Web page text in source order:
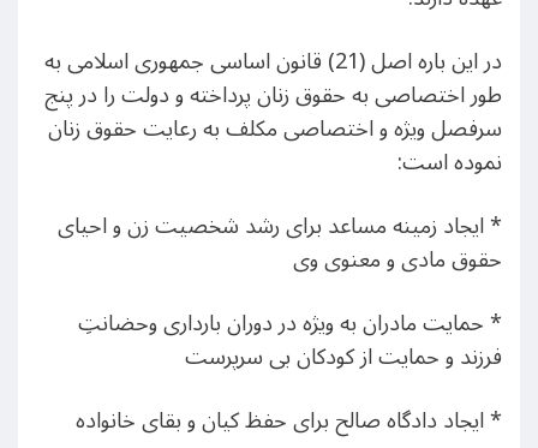
در این باره اصل (21) قانون اساسی جمهوری اسلامی به
طور اختصاصی به حقوق زنان پرداخته و دولت را در پنج
سرفصل ویژه و اختصاصی مکلف به رعایت حقوق زنان
نموده است:
* ایجاد زمینه مساعد برای رشد شخصیت زن و احیای
حقوق مادی و معنوی وی
* حمایت مادران به ویژه در دوران بارداری وحضانتِ
فرزند و حمایت از کودکان بی سرپرست
* ایجاد دادگاه صالح برای حفظ کیان و بقای خانواده